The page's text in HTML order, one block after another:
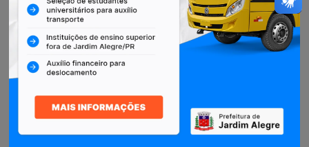
Restituição de Contribuintes